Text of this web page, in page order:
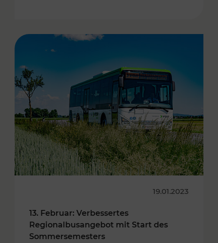
19.01.2023
13. Februar: Verbessertes
Regionalbusangebot mit Start des
Sommersemesters